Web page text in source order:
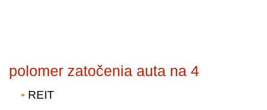
polomer zatočenia auta na 4
REIT